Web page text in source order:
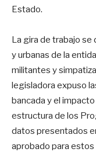
Estado.
La gira de trabajo se
y urbanas de la
militantes y
legisladora expuso
bancada y el
estructura de los
datos presentados
aprobado para